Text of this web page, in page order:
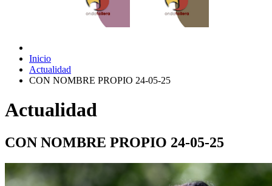
Inicio
Actualidad
CON NOMBRE PROPIO 24-05-25
Actualidad
CON NOMBRE PROPIO 24-05-25